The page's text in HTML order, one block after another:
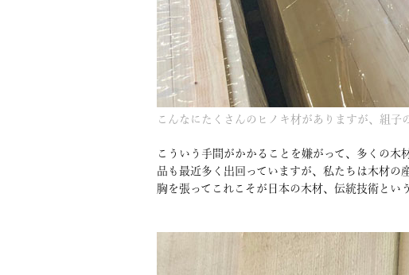
こんなにたくさんのヒノキ材がありますが、組子
こういう手間がかかることを嫌がって、多くの
品も最近多く出回っていますが、私たちは木材の
胸を張ってこれこそが日本の木材、伝統技術とい